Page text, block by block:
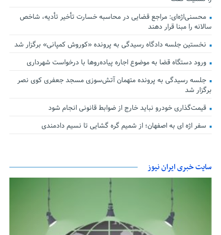
محسنی‌اژه‌ای: مراجع قضایی در محاسبه خسارت تأخیر تأدیه، شاخص
سالانه را مبنا قرار دهند
نخستین جلسه دادگاه رسیدگی به پرونده «کوروش کمپانی» برگزار شد
ورود دستگاه قضا به موضوع اجاره پیاده‌روها با درخواست شهرداری
جلسه رسیدگی به پرونده متهمان آتش‌سوزی مسجد جعفری کوی نصر
برگزار شد
قیمت‌گذاری خودرو نباید خارج از ضوابط قانونی انجام شود
سفر اژه ای به اصفهان؛ از شمیم گره گشایی تا نسیم دادمندی
سایت خبری ایران نیوز